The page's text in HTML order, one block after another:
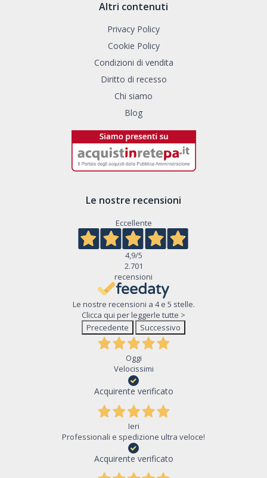
Altri contenuti
Privacy Policy
Cookie Policy
Condizioni di vendita
Diritto di recesso
Chi siamo
Blog
Le nostre recensioni
Eccellente
4,9/5
2.701
recensioni
Le nostre recensioni a 4 e 5 stelle.
Clicca qui per leggerle tutte >
Precedente
Successivo
Oggi
Velocissimi
Acquirente verificato
Ieri
Professionali e spedizione ultra veloce!
Acquirente verificato